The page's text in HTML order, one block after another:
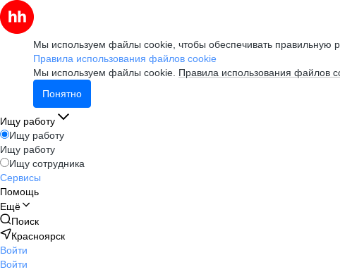
Мы используем файлы cookie, чтобы обеспечивать правильную
Правила использования файлов cookie
Мы используем файлы cookie. Правила использования файлов
Понятно
Ищу работу
Ищу работу
Ищу работу
Ищу сотрудника
Сервисы
Помощь
Ещё
Поиск
Красноярск
Войти
Войти